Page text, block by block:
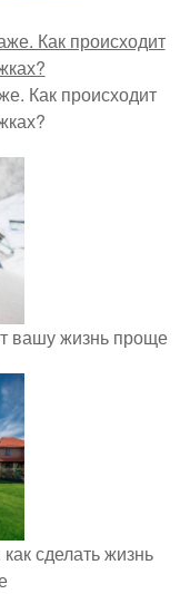
Как происходит
вашу жизнь проще
сделать жизнь